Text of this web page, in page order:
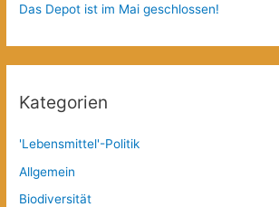
Das Depot ist im Mai geschlossen!
Kategorien
'Lebensmittel'-Politik
Allgemein
Biodiversität